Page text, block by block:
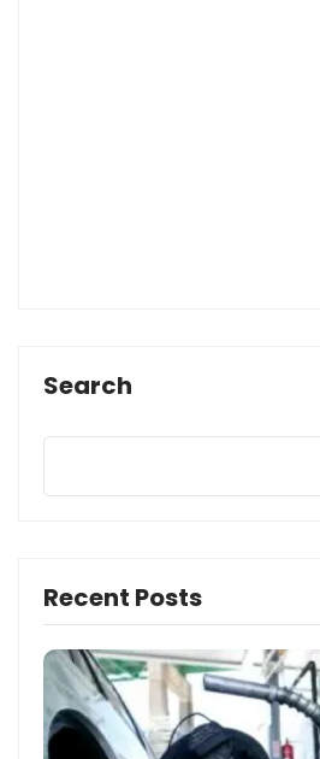
Search
Recent Posts